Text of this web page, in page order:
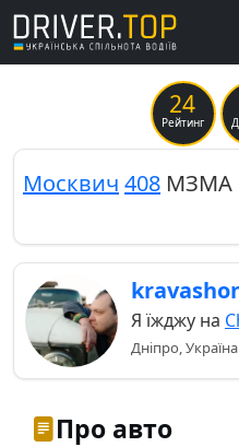
24
Рейтинг
Москвич 408 МЗМА
Я їжджу на
Дніпро, Україна
Про авто